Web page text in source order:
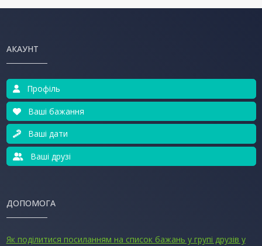
АКАУНТ
Профіль
Ваші бажання
Ваші дати
Ваші друзі
ДОПОМОГА
Як поділитися посиланням на список бажань у групі друзів у